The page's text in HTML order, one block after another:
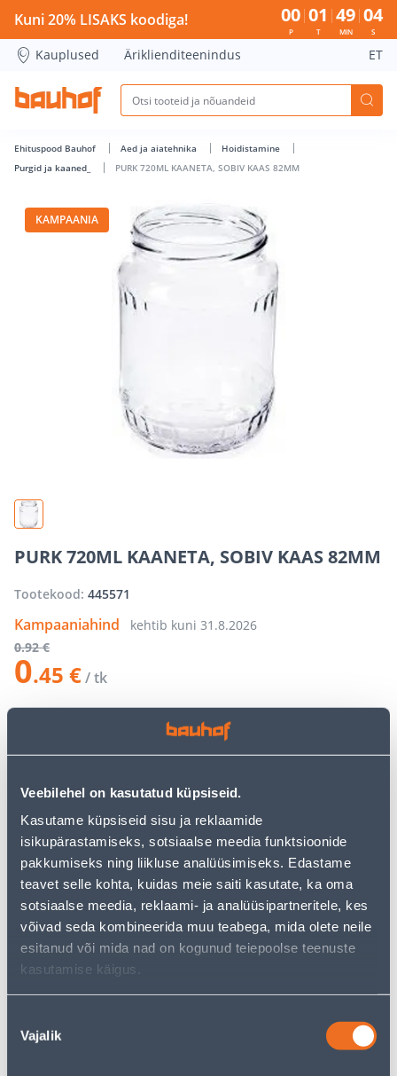
Veebilehel on kasutatud küpsiseid.
Kasutame küpsiseid sisu ja reklaamide
isikupärastamiseks, sotsiaalse meedia funktsioonide
pakkumiseks ning liikluse analüüsimiseks. Edastame
teavet selle kohta, kuidas meie saiti kasutate, ka oma
sotsiaalse meedia, reklaami- ja analüüsipartneritele, kes
võivad seda kombineerida muu teabega, mida olete neile
esitanud või mida nad on kogunud teiepoolse teenuste
kasutamise käigus.
valik
Vajalik
PURK 720ML KAANETA, SOBIV KAAS 82MM - Bauhof has
Kuni 20% LISAKS koodiga! 00
P
01
T
49
MIN
03
S
Kauplused Äriklienditeenindus ET
Ehituspood Bauhof Aed ja aiatehnika
Hoidistamine
Purgid ja kaaned_
PURK 720ML KAANETA, SOBIV KAAS 82MM
KAMPAANIA
PURK 720ML KAANETA, SOBIV KAAS 82MM
Tootekood: 445571
Kampaaniahind kehtib kuni 31.8.2026
0.92 €
0.45 €/ tk
LISA OSTUKORVI
Vaata saadavust
• Klaaspurk 720 ml.
• Sobiva kaane läbimõõt on 82 mm.
• 14-päevane tagastusõigus.
Eeldatav kojuvedu 3,69 € al. 2-5 tööpäeva